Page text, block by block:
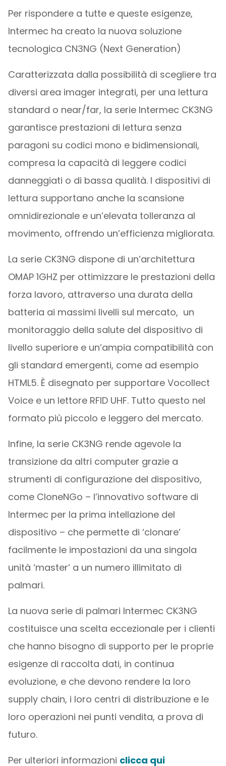
Per rispondere a tutte e queste esigenze,
Intermec ha creato la nuova soluzione
tecnologica CN3NG (Next Generation)
Caratterizzata dalla possibilità di scegliere tra
diversi area imager integrati, per una lettura
standard o near/far, la serie Intermec CK3NG
garantisce prestazioni di lettura senza
paragoni su codici mono e bidimensionali,
compresa la capacità di leggere codici
danneggiati o di bassa qualità. I dispositivi di
lettura supportano anche la scansione
omnidirezionale e un’elevata tolleranza al
movimento, offrendo un’efficienza migliorata.
La serie CK3NG dispone di un’architettura
OMAP 1GHZ per ottimizzare le prestazioni della
forza lavoro, attraverso una durata della
batteria ai massimi livelli sul mercato, un
monitoraggio della salute del dispositivo di
livello superiore e un’ampia compatibilità con
gli standard emergenti, come ad esempio
HTML5. È disegnato per supportare Vocollect
Voice e un lettore RFID UHF. Tutto questo nel
formato più piccolo e leggero del mercato.
Infine, la serie CK3NG rende agevole la
transizione da altri computer grazie a
strumenti di configurazione del dispositivo,
come CloneNGo – l’innovativo software di
Intermec per la prima intellazione del
dispositivo – che permette di ‘clonare’
facilmente le impostazioni da una singola
unità ‘master’ a un numero illimitato di
palmari.
La nuova serie di palmari Intermec CK3NG
costituisce una scelta eccezionale per i clienti
che hanno bisogno di supporto per le proprie
esigenze di raccolta dati, in continua
evoluzione, e che devono rendere la loro
supply chain, i loro centri di distribuzione e le
loro operazioni nei punti vendita, a prova di
futuro.
Per ulteriori informazioni clicca qui